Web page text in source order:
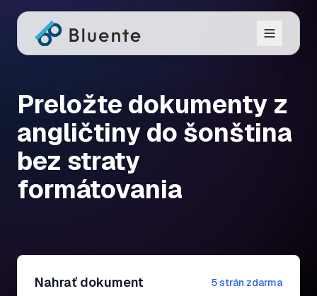
Preložte dokumenty z
angličtiny do šonština
bez straty
formátovania
Nahrať dokument 5 strán zdarma